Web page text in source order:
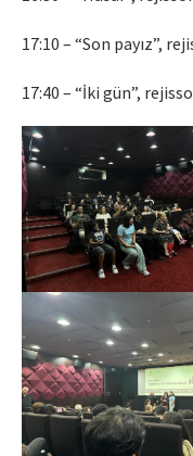
17:10 – “Son payız”,
17:40 – “İki gün”,